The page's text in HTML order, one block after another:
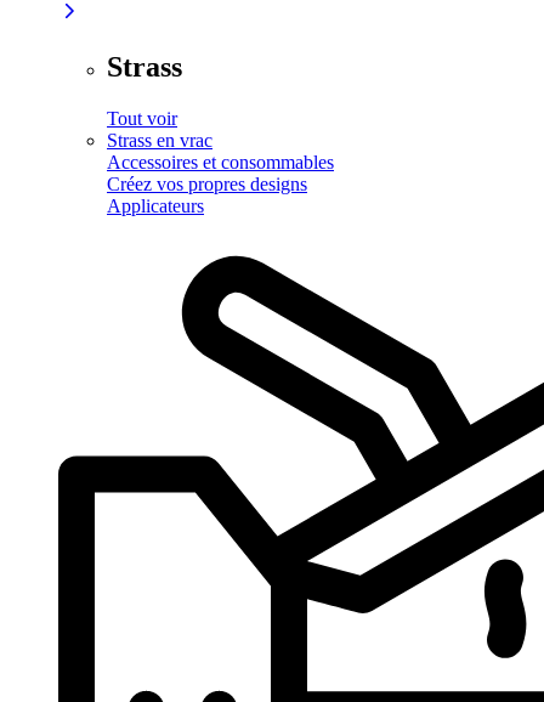
Strass
Tout voir
Strass en vrac
Accessoires et consommables
Créez vos propres designs
Applicateurs